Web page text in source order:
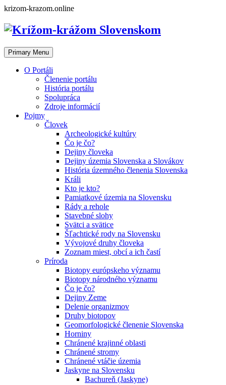
Skip
content
krizom-krazom.online
Primary Menu
O Portáli
Členenie portálu
História portálu
Spolupráca
Zdroje informácií
Pojmy
Človek
Archeologické kultúry
Čo je čo?
Dejiny človeka
Dejiny územia Slovenska a Slovákov
História územného členenia Slovenska
Králi
Kto je kto?
Pamiatkové územia na Slovensku
Rády a rehole
Stavebné slohy
Svätci a svätice
Šľachtické rody na Slovensku
Vývojové druhy človeka
Zoznam miest, obcí a ich častí
Príroda
Biotopy európskeho významu
Biotopy národného významu
Čo je čo?
Dejiny Zeme
Delenie organizmov
Druhy biotopov
Geomorfologické členenie Slovenska
Horniny
Chránené krajinné oblasti
Chránené stromy
Chránené vtáčie územia
Jaskyne na Slovensku
Bachureň (Jaskyne)